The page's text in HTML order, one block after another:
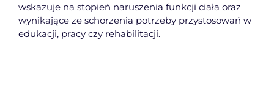
wskazuje na stopień naruszenia funkcji ciała oraz
wynikające ze schorzenia potrzeby przystosowań w
edukacji, pracy czy rehabilitacji.